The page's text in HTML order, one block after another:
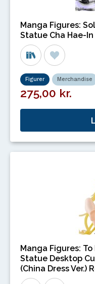
Manga Figures:
Statue Cha Hae-In
Figurer Merchandise
275,00 kr.
Manga Figures:
Statue Desktop
(China Dress Ver.)